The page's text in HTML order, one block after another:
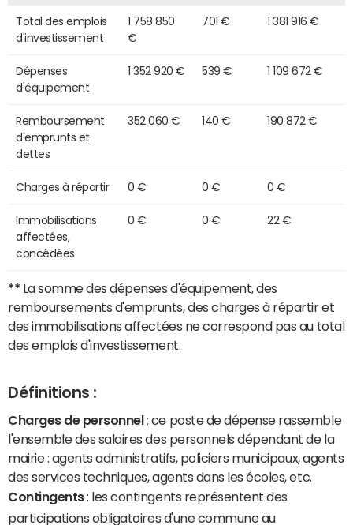
Total des emplois
d'investissement
1 758 850
€
701 € 1 381 916 €
Dépenses
d'équipement
1 352 920 € 539 € 1 109 672 €
Remboursement
d'emprunts et
dettes
352 060 € 140 € 190 872 €
Charges à répartir 0 € 0 € 0 €
Immobilisations
affectées,
concédées
0 € 0 € 22 €
** La somme des dépenses d'équipement, des
remboursements d'emprunts, des charges à répartir et
des immobilisations affectées ne correspond pas au total
des emplois d'investissement.
Définitions :
Charges de personnel : ce poste de dépense rassemble
l'ensemble des salaires des personnels dépendant de la
mairie : agents administratifs, policiers municipaux, agents
des services techniques, agents dans les écoles, etc.
Contingents: les contingents représentent des
participations obligatoires d'une commune au